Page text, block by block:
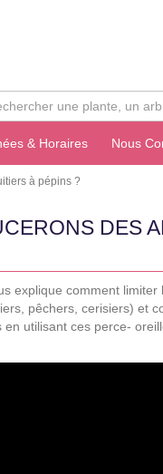
& Horaires Nous
à pépins ?
DES
explique comment limiter
pêchers, cerisiers) et
utilisant ces perce-